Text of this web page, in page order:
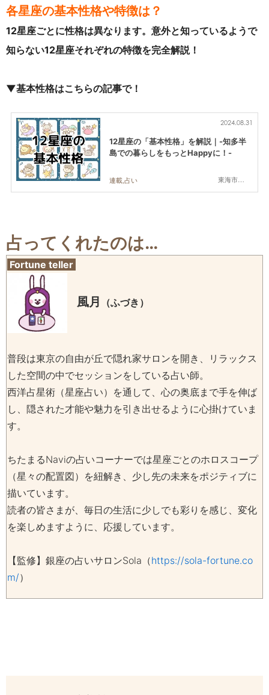
各星座の基本性格や特徴は？
12星座ごとに性格は異なります。意外と知っているようで
知らない12星座それぞれの特徴を完全解説！
▼基本性格はこちらの記事で！
東海市,大府市,知多市,東浦町,阿久比町,半田市,常滑市,武豊町,美浜町,南知多町
2024.08.31
12星座の「基本性格」を解説｜-知多半
島での暮らしをもっとHappyに！-
連載,占い
占ってくれたのは…
Fortune teller
風月 （ふづき）
普段は東京の自由が丘で隠れ家サロンを開き、リラックス
した空間の中でセッションをしている占い師。
西洋占星術（星座占い）を通して、心の奥底まで手を伸ば
し、隠された才能や魅力を引き出せるように心掛けていま
す。
ちたまるNaviの占いコーナーでは星座ごとのホロスコープ
（星々の配置図）を紐解き、少し先の未来をポジティブに
描いています。
読者の皆さまが、毎日の生活に少しでも彩りを感じ、変化
を楽しめますように、応援しています。
【監修】銀座の占いサロンSola（https://sola-fortune.co
m/）